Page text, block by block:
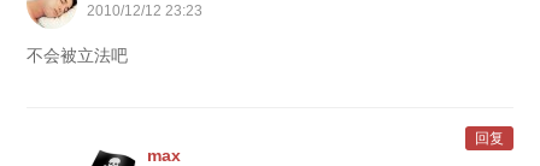
2010/12/12 23:23
不会被立法吧
max
回复